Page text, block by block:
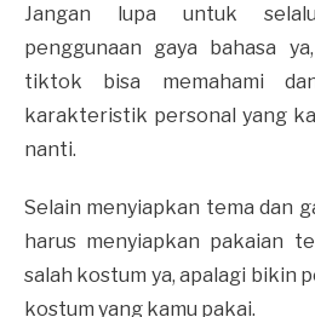
Jangan lupa untuk
penggunaan gaya bahasa
tiktok bisa memahami
karakteristik personal yang
nanti.
Selain menyiapkan tema dan
harus menyiapkan pakaian
salah kostum ya, apalagi bikin
kostum yang kamu pakai.